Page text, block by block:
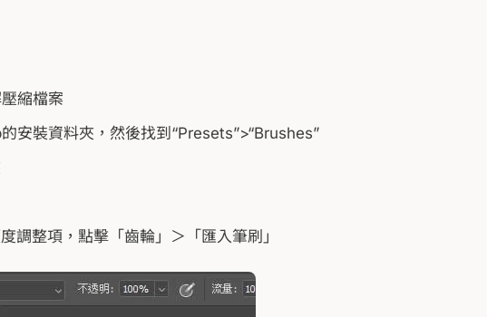
縮檔案
安裝資料夾，然後找到“Presets”>“Brushes”
調整項，點擊「齒輪」＞「匯入筆刷」